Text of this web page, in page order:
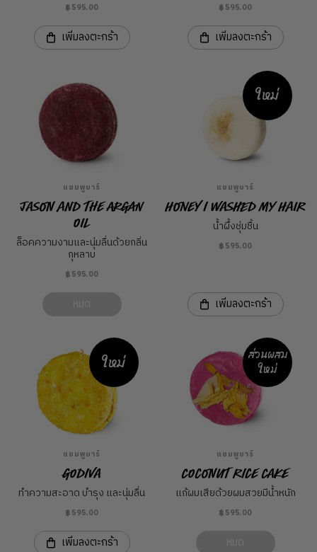
฿595.00
เพิ่มลงตะกร้า
฿595.00
เพิ่มลงตะกร้า
แชมพูบาร์
Jason and the Argan
Oil
ล็อคความงามและนุ่มลื่นด้วยกลิ่น
กุหลาบ
฿595.00
ใหม่
แชมพูบาร์
Honey I Washed My Hair
น้ำผึ้งชุ่มชื้น
฿595.00
เพิ่มลงตะกร้า
ใหม่
แชมพูบาร์
Godiva
ทำความสะอาด บำรุง และนุ่มลื่น
฿595.00
เพิ่มลงตะกร้า
ส่วนผสม
ใหม่
แชมพูบาร์
Coconut Rice Cake
แก้ผมเสียด้วยผมสวยมีน้ำหนัก
฿595.00